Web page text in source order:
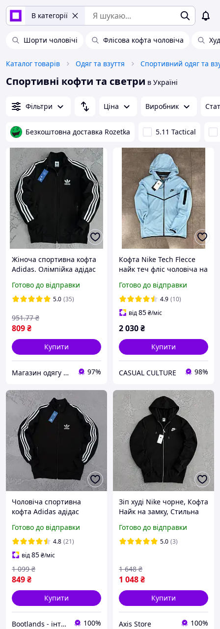
В категорії
Шорти чоловічі Флісова кофта чоловіча
Каталог товарів Одяг та взуття Спортивний одяг та
Спортивні кофти та светри в Україні
Фільтри Ціна Виробник
Безкоштовна доставка Rozetka 5.11 Tactical
Жіноча спортивна кофта
Adidas. Олімпійка адідас
весна осінь чорна
Готово до відправки
5.0 (35)
809₴
951.77 ₴
Купити
Магазин одягу та взуття Bootlords 97%
Кофта Nike Tech Flecce
найк теч фліс чоловіча на
Готово до відправки
4.9 (10)
від85₴/міс
2 030₴
Купити
CASUAL CULTURE 98%
Чоловіча спортивна
кофта Adidas адідас
Олімпійка на блискавці з
лампасом жіноча та для
хлопців Туреччина
Готово до відправки
4.8 (21)
від85₴/міс
849₴
1 099 ₴
Купити
Bootlands - інтернет-магазин взуття та одягу 100%
Зіп худі Nike чорне, Кофта
Найк на замку, Стильна
Готово до відправки
5.0 (3)
1 048₴
1 648 ₴
Купити
Axis Store 100%